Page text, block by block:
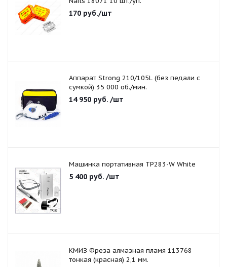
170 руб./шт
Аппарат Strong 210/105L (без педали с
сумкой) 35 000 об./мин.
14 950 руб. /шт
Машинка портативная TP283-W White
5 400 руб. /шт
КМИЗ Фреза алмазная пламя 113768
тонкая (красная) 2,1 мм.